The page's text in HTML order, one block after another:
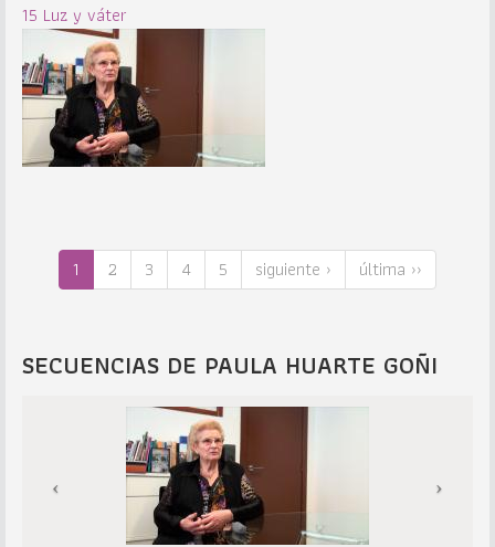
15 Luz y váter
1 2 3 4 5 siguiente › última ››
SECUENCIAS DE PAULA HUARTE GOÑI